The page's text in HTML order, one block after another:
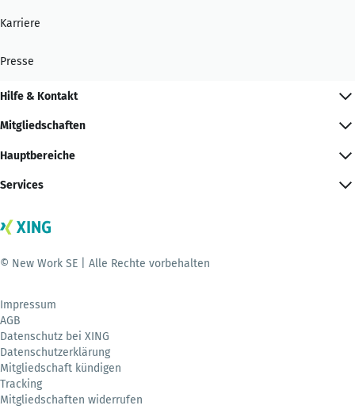
Karriere
Presse
Hilfe & Kontakt
Mitgliedschaften
Hauptbereiche
Services
© New Work SE | Alle Rechte vorbehalten
Impressum
AGB
Datenschutz bei XING
Datenschutzerklärung
Mitgliedschaft kündigen
Tracking
Mitgliedschaften widerrufen